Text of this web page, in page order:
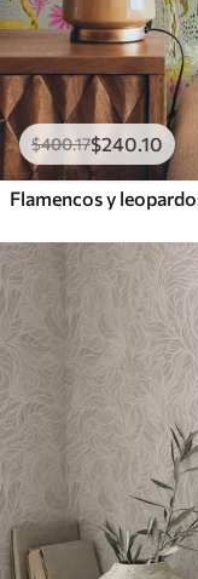
$400.17$240.10